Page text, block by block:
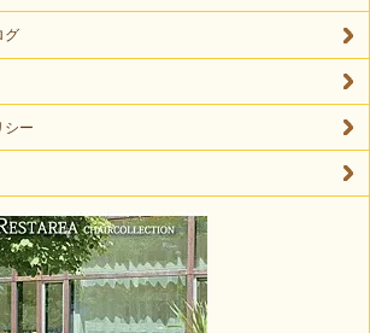
グ
シー